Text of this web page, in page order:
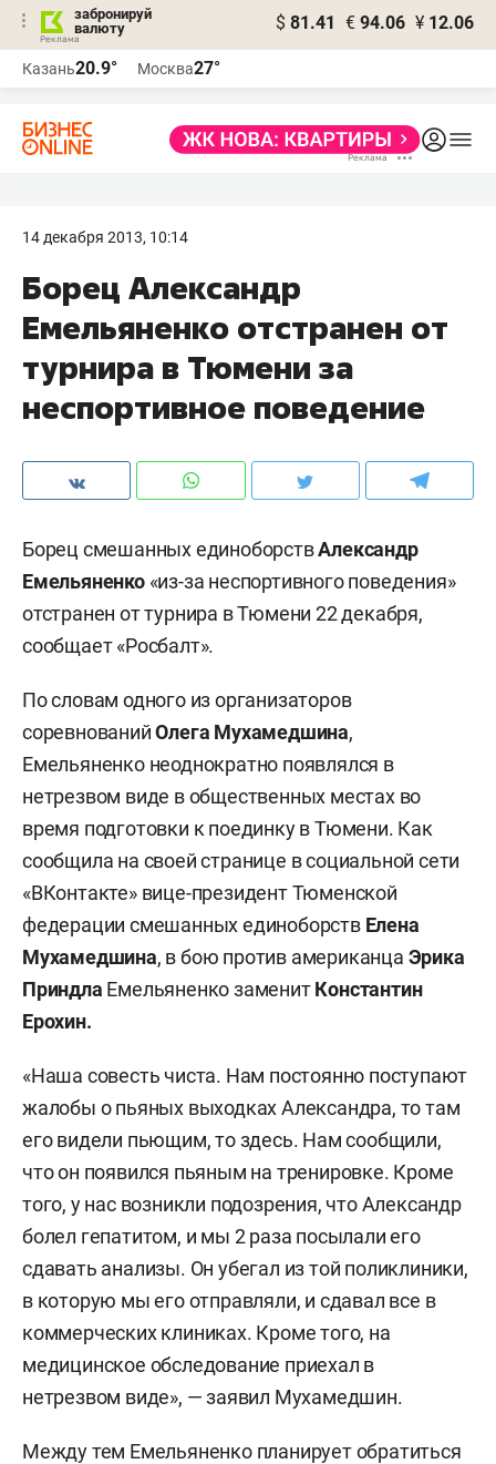
забронируй
валюту
$ 81.41 € 94.06 ¥ 12.06
Казань20.9° Москва27°
14 декабря 2013, 10:14
Борец Александр
Емельяненко отстранен от
турнира в Тюмени за
неспортивное поведение
Борец смешанных единоборствАлександр
Емельяненко«из-за неспортивного поведения»
отстранен от турнира в Тюмени 22 декабря,
сообщает «Росбалт».
По словам одного из организаторов
соревнованийОлега Мухамедшина,
Емельяненко неоднократно появлялся в
нетрезвом виде в общественных местах во
время подготовки к поединку в Тюмени. Как
сообщила на своей странице в социальной сети
«ВКонтакте» вице-президент Тюменской
федерации смешанных единоборств Елена
Мухамедшина, в бою против американца Эрика
Приндла Емельяненко заменитКонстантин
Ерохин.
«Наша совесть чиста. Нам постоянно поступают
жалобы о пьяных выходках Александра, то там
его видели пьющим, то здесь. Нам сообщили,
что он появился пьяным на тренировке. Кроме
того, у нас возникли подозрения, что Александр
болел гепатитом, и мы 2 раза посылали его
сдавать анализы. Он убегал из той поликлиники,
в которую мы его отправляли, и сдавал все в
коммерческих клиниках. Кроме того, на
медицинское обследование приехал в
нетрезвом виде», — заявил Мухамедшин.
Между тем Емельяненко планирует обратиться